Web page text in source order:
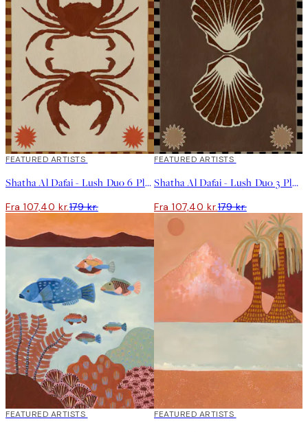
40%*
FEATURED ARTISTS
Shatha Al Dafai - Lush Duo 6 Plakat
Fra 107,40 kr.179 kr.
40%*
FEATURED ARTISTS
Shatha Al Dafai - Lush Duo 3 Plakat
Fra 107,40 kr.179 kr.
40%*
FEATURED ARTISTS 40%*
FEATURED ARTISTS